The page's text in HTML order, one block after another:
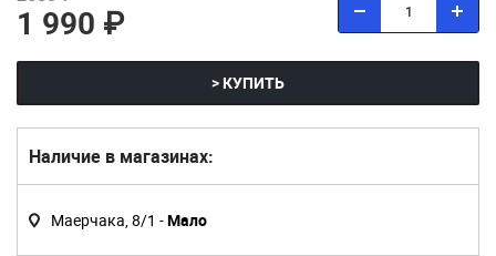
1 990 ₽
> КУПИТЬ
Наличие в магазинах:
Маерчака, 8/1 -Мало